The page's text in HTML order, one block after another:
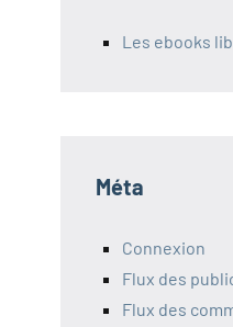
Les ebooks
Méta
Connexion
Flux des
Flux des